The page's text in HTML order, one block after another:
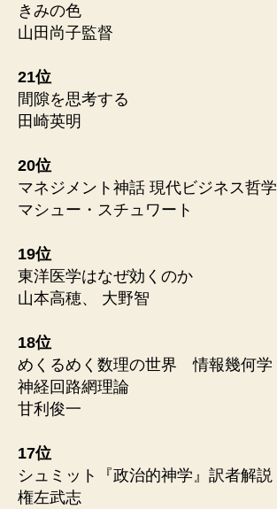
きみの色
山田尚子監督
21位
間隙を思考する
田崎英明
20位
マネジメント神話 現代ビジネス哲
マシュー・スチュワート
19位
東洋医学はなぜ効くのか
山本高穂、 大野智
18位
めくるめく数理の世界 情報幾何学
神経回路網理論
甘利俊一
17位
シュミット『政治的神学』訳者解説
権左武志